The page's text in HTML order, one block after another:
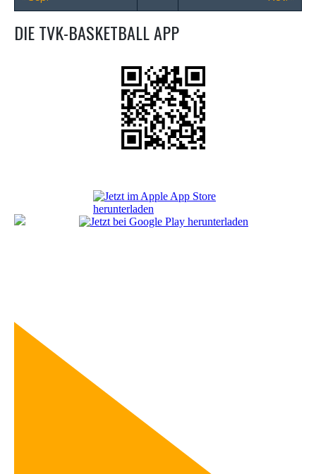
DIE TVK-BASKETBALL APP